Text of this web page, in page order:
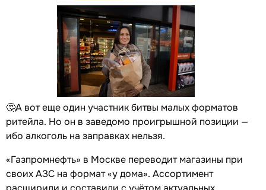
🤔А вот еще один участник битвы малых форматов
ритейла. Но он в заведомо проигрышной позиции —
ибо алкоголь на заправках нельзя.
«Газпромнефть» в Москве переводит магазины при
своих АЗС на формат «у дома». Ассортимент